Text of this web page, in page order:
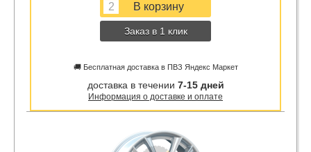
Заказ в 1 клик
🚚 Бесплатная доставка в ПВЗ Яндекс Маркет
доставка в течении 7-15 дней
Информация о доставке и оплате